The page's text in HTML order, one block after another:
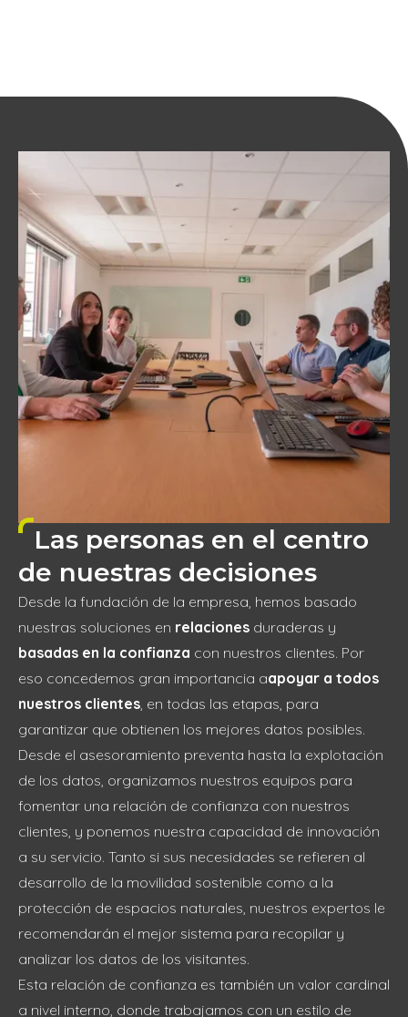
Las personas en el centro
de nuestras decisiones
Desde la fundación de la empresa, hemos basado
nuestras soluciones en relaciones duraderas y
basadas en la confianza con nuestros clientes. Por
eso concedemos gran importancia aapoyar a todos
nuestros clientes, en todas las etapas, para
garantizar que obtienen los mejores datos posibles.
Desde el asesoramiento preventa hasta la explotación
de los datos, organizamos nuestros equipos para
fomentar una relación de confianza con nuestros
clientes, y ponemos nuestra capacidad de innovación
a su servicio. Tanto si sus necesidades se refieren al
desarrollo de la movilidad sostenible como a la
protección de espacios naturales, nuestros expertos le
recomendarán el mejor sistema para recopilar y
analizar los datos de los visitantes.
Esta relación de confianza es también un valor cardinal
a nivel interno, donde trabajamos con un estilo de